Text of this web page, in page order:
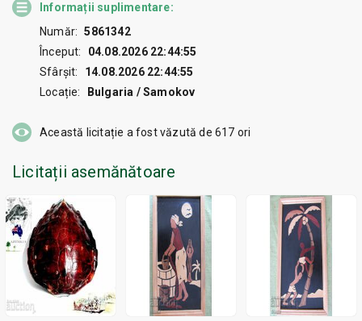
Informații suplimentare:
Număr: 5861342
Început:
04.08.2026 22:44:55
Sfârșit:
14.08.2026 22:44:55
Locație:
Bulgaria / Samokov
Această licitație a fost văzută de 617 ori
Licitații asemănătoare